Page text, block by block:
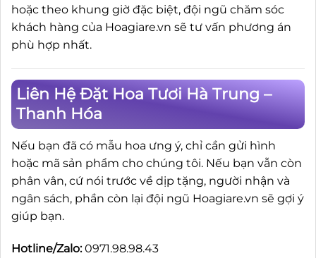
hoặc theo khung giờ đặc biệt, đội ngũ chăm sóc
khách hàng của Hoagiare.vn sẽ tư vấn phương án
phù hợp nhất.
Liên Hệ Đặt Hoa Tươi Hà Trung –
Thanh Hóa
Nếu bạn đã có mẫu hoa ưng ý, chỉ cần gửi hình
hoặc mã sản phẩm cho chúng tôi. Nếu bạn vẫn còn
phân vân, cứ nói trước về dịp tặng, người nhận và
ngân sách, phần còn lại đội ngũ Hoagiare.vn sẽ gợi ý
giúp bạn.
Hotline/Zalo:0971.98.98.43